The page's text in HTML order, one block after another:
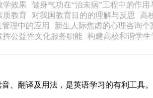
学效果 健身气功在“治未病”工程中的作用
质教育 对我国教育目的的理解与反思
高
理中的应用 新生人际焦虑的心理咨询个
公益性文化服务职能 构建高校和谐学生
、翻译及用法，是英语学习的有利工具。